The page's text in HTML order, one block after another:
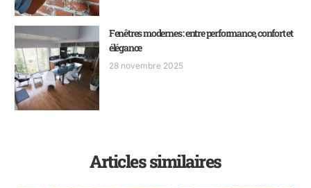
Fenêtres modernes : entre performance, confort et
élégance
28 novembre 2025
Articles similaires